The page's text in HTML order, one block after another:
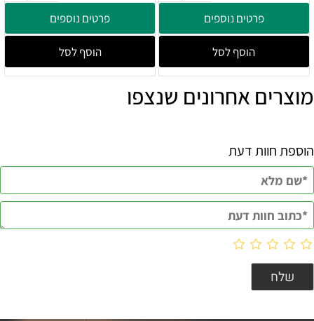
פרטים נוספים
הוסף לסל
פרטים נוספים
הוסף לסל
מוצרים אחרונים שנצפו
הוספת חוות דעת